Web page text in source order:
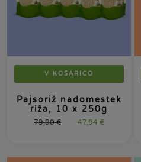
V KOŠARICO
Pajsoriž nadomestek
riža, 10 x 250g
79,90€ 47,94 €